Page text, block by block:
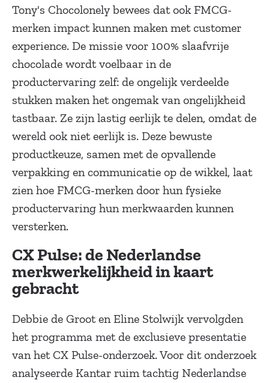
Tony's Chocolonely bewees dat ook FMCG-
merken impact kunnen maken met customer
experience. De missie voor 100% slaafvrije
chocolade wordt voelbaar in de
productervaring zelf: de ongelijk verdeelde
stukken maken het ongemak van ongelijkheid
tastbaar. Ze zijn lastig eerlijk te delen, omdat de
wereld ook niet eerlijk is. Deze bewuste
productkeuze, samen met de opvallende
verpakking en communicatie op de wikkel, laat
zien hoe FMCG-merken door hun fysieke
productervaring hun merkwaarden kunnen
versterken.
CX Pulse: de Nederlandse
merkwerkelijkheid in kaart
gebracht
Debbie de Groot en Eline Stolwijk vervolgden
het programma met de exclusieve presentatie
van het CX Pulse-onderzoek. Voor dit onderzoek
analyseerde Kantar ruim tachtig Nederlandse